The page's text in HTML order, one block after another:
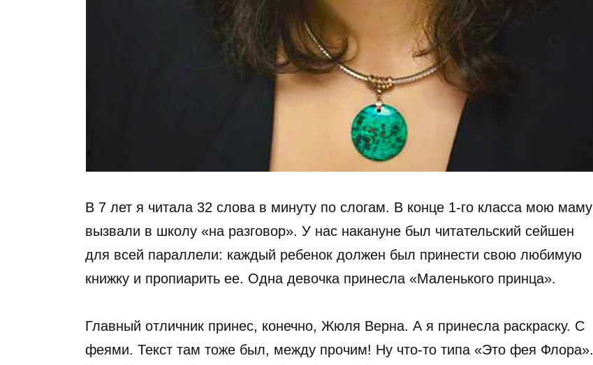
В 7 лет я читала 32 слова в минуту по слогам. В конце 1-го класса мою маму
вызвали в школу «на разговор». У нас накануне был читательский сейшен
для всей параллели: каждый ребенок должен был принести свою любимую
книжку и пропиарить ее. Одна девочка принесла «Маленького принца».
Главный отличник принес, конечно, Жюля Верна. А я принесла раскраску. С
феями. Текст там тоже был, между прочим! Ну что-то типа «Это фея Флора».